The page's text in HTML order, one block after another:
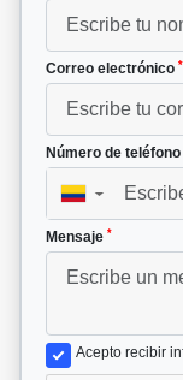
Correo electrónico *
Número de teléfono
▼
Mensaje *
Acepto recibir